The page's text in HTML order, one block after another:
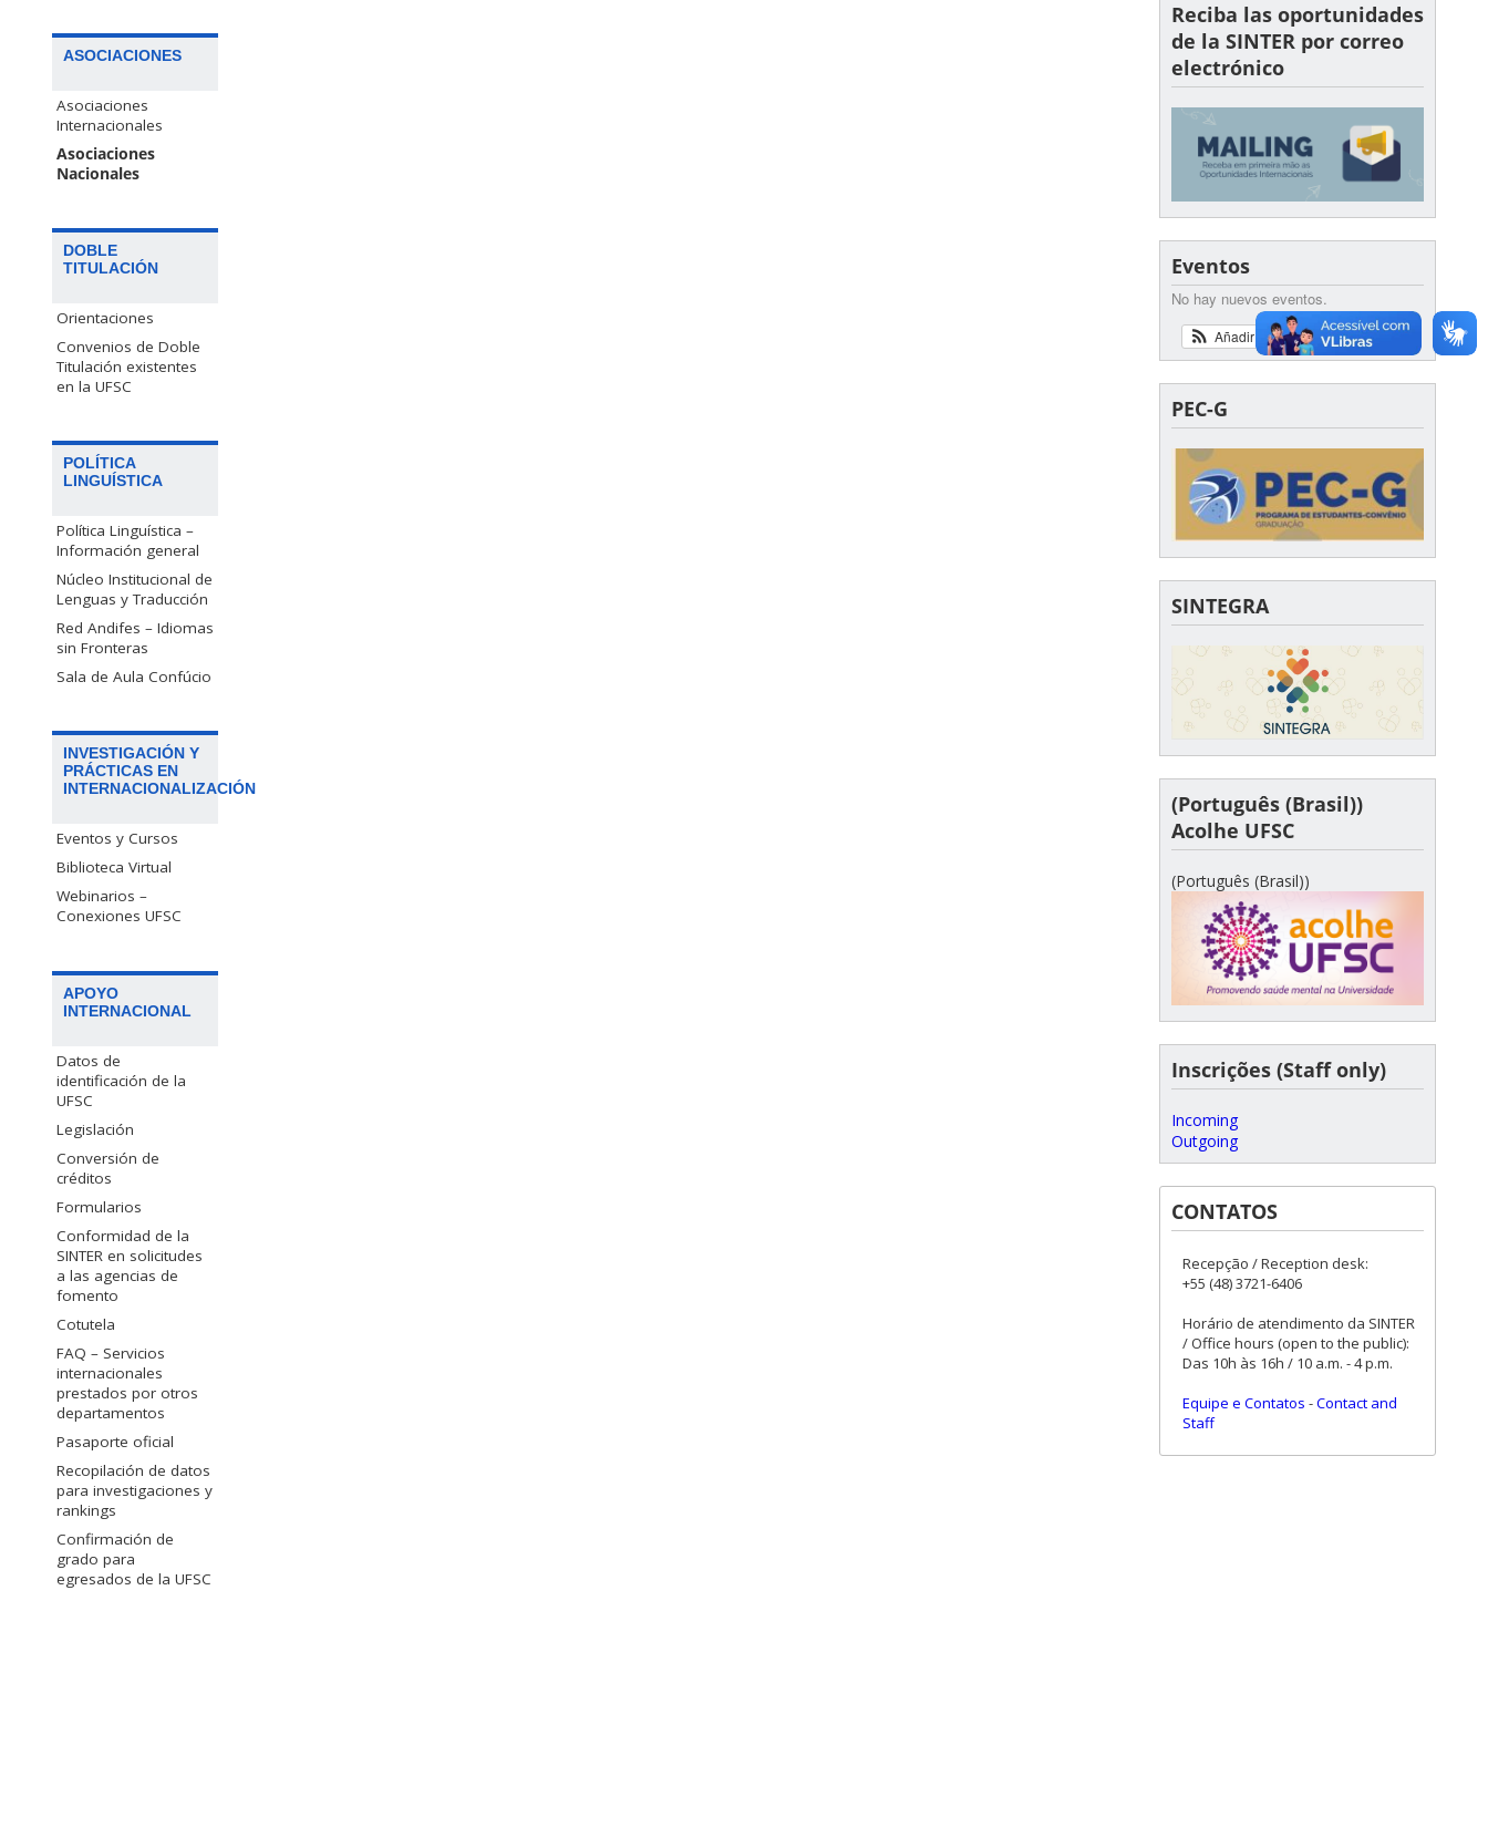
ASOCIACIONES
Asociaciones
Internacionales
Asociaciones
Nacionales
DOBLE
TITULACIÓN
Orientaciones
Convenios de Doble
Titulación existentes
en la UFSC
POLÍTICA
LINGUÍSTICA
Política Linguística –
Información general
Núcleo Institucional de
Lenguas y Traducción
Red Andifes – Idiomas
sin Fronteras
Sala de Aula Confúcio
INVESTIGACIÓN Y
PRÁCTICAS EN
INTERNACIONALIZACIÓN
Eventos y Cursos
Biblioteca Virtual
Webinarios –
Conexiones UFSC
APOYO
INTERNACIONAL
Datos de
identificación de la
UFSC
Legislación
Conversión de
créditos
Formularios
Conformidad de la
SINTER en solicitudes
a las agencias de
fomento
Cotutela
FAQ – Servicios
internacionales
prestados por otros
departamentos
Pasaporte oficial
Recopilación de datos
para investigaciones y
rankings
Confirmación de
grado para
egresados de la UFSC
Reciba las oportunidades
de la SINTER por correo
electrónico
Eventos
No hay nuevos eventos.
Ver Calendario
Añadir
PEC-G
SINTEGRA
(Português (Brasil))
Acolhe UFSC
(Português (Brasil))
Inscrições (Staff only)
Incoming
Outgoing
CONTATOS
Recepção / Reception desk:
+55 (48) 3721-6406
Horário de atendimento da SINTER
/ Office hours (open to the public):
Das 10h às 16h / 10 a.m. - 4 p.m.
Equipe e Contatos -Contact and
Staff